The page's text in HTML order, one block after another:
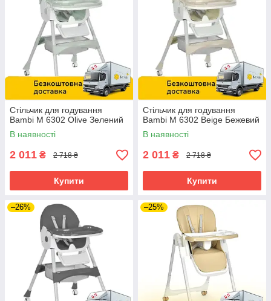
Стільчик для годування
Bambi M 6302 Olive Зелений
В наявності
2 011 ₴ 2 718 ₴
Купити
Стільчик для годування
Bambi M 6302 Beige Бежевий
В наявності
2 011 ₴ 2 718 ₴
Купити
–26% –25%